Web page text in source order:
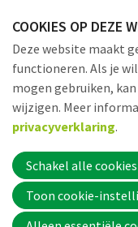
links
over
Jump
to
navigation
to
main
content
COOKIES OP DEZE
Deze website maakt
functioneren. Als je
mogen gebruiken,
wijzigen. Meer
privacyverklaring.
Schakel alle
Toon cookie-